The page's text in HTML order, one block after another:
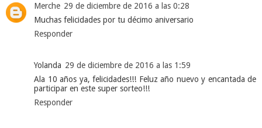
Merche 29 de diciembre de 2016 a las 0:28
Muchas felicidades por tu décimo aniversario
Responder
Yolanda 29 de diciembre de 2016 a las 1:59
Ala 10 años ya, felicidades!!! Feluz año nuevo y encantada de
participar en este super sorteo!!!
Responder